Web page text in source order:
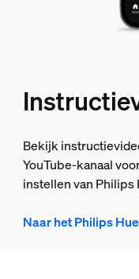
Bekijk
YouTube-kanaal
instellen van
Naar het Philips